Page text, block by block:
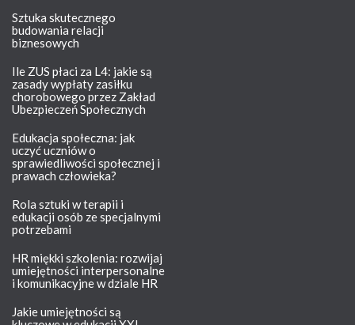
Sztuka skutecznego
budowania relacji
biznesowych
Ile ZUS płaci za L4: jakie są
zasady wypłaty zasiłku
chorobowego przez Zakład
Ubezpieczeń Społecznych
Edukacja społeczna: jak
uczyć uczniów o
sprawiedliwości społecznej i
prawach człowieka?
Rola sztuki w terapii i
edukacji osób ze specjalnymi
potrzebami
HR miękki szkolenia: rozwijaj
umiejętności interpersonalne
i komunikacyjne w dziale HR
Jakie umiejętności są